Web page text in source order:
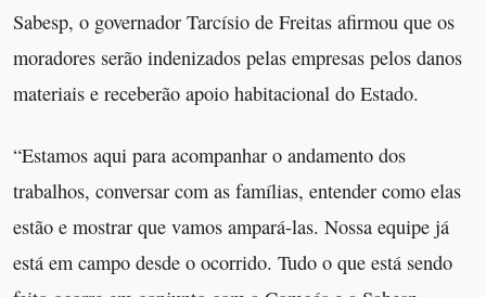
Sabesp, o governador Tarcísio de Freitas afirmou que os
moradores serão indenizados pelas empresas pelos danos
materiais e receberão apoio habitacional do Estado.
“Estamos aqui para acompanhar o andamento dos
trabalhos, conversar com as famílias, entender como elas
estão e mostrar que vamos ampará-las. Nossa equipe já
está em campo desde o ocorrido. Tudo o que está sendo